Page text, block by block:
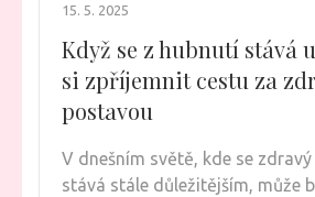
15. 5. 2025
Když se z hubnutí stává
si zpříjemnit cestu za
postavou
V dnešním světě, kde se
stává stále důležitějším, může